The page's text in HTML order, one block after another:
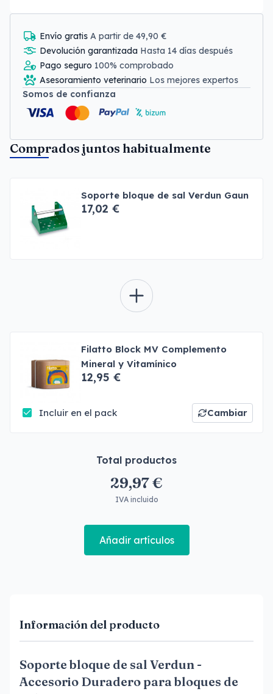
Envío gratis A partir de 49,90 €
Devolución garantizada Hasta 14 días después
Pago seguro 100% comprobado
Asesoramiento veterinario Los mejores expertos
Somos de confianza
Comprados juntos habitualmente
Soporte bloque de sal Verdun Gaun
17,02 €
Filatto Block MV Complemento
Mineral y Vitamínico
12,95 €
Incluir en el pack Cambiar
Total productos
29,97 €
IVA incluido
Añadir artículos
Información del producto
Soporte bloque de sal Verdun -
Accesorio Duradero para bloques de